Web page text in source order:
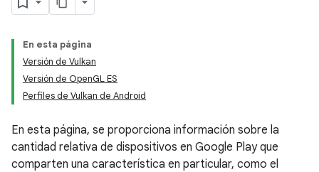
En esta página
Versión de Vulkan
Versión de OpenGL ES
Perfiles de Vulkan de Android
En esta página, se proporciona información sobre la
cantidad relativa de dispositivos en Google Play que
comparten una característica en particular, como el